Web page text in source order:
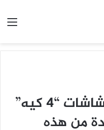
أسئلة مهمة حول شاشات “4 كيه”
من هذه